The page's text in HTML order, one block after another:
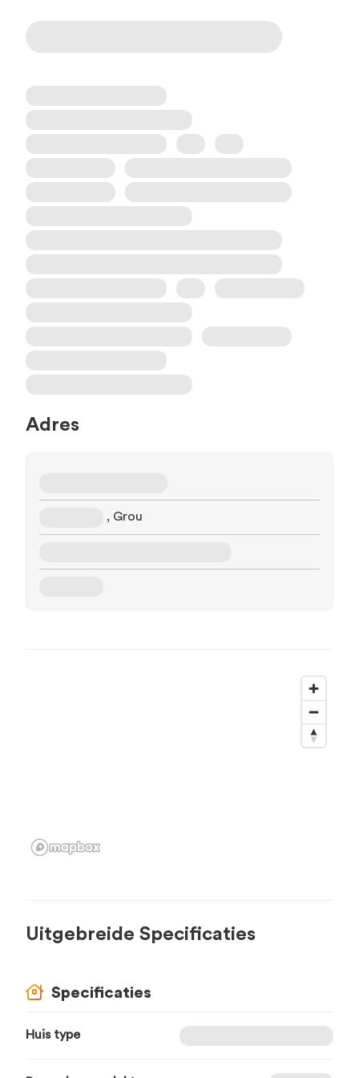
Adres
, Grou
Uitgebreide Specificaties
Specificaties
Huis type